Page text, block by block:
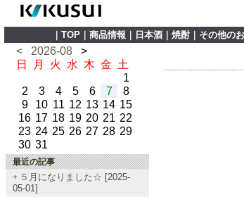
TOP 商品情報 日本酒 焼酎｜ その他の
< 2026-08 >
日
月 火 水 木 金 土
1
2
3 4 5 6 7
8
9
10 11 12 13 14 15
16 17 18 19 20 21 22
23 24 25 26 27 28 29
30 31
最近の記事
５月になりました☆ [2025-
05-01]